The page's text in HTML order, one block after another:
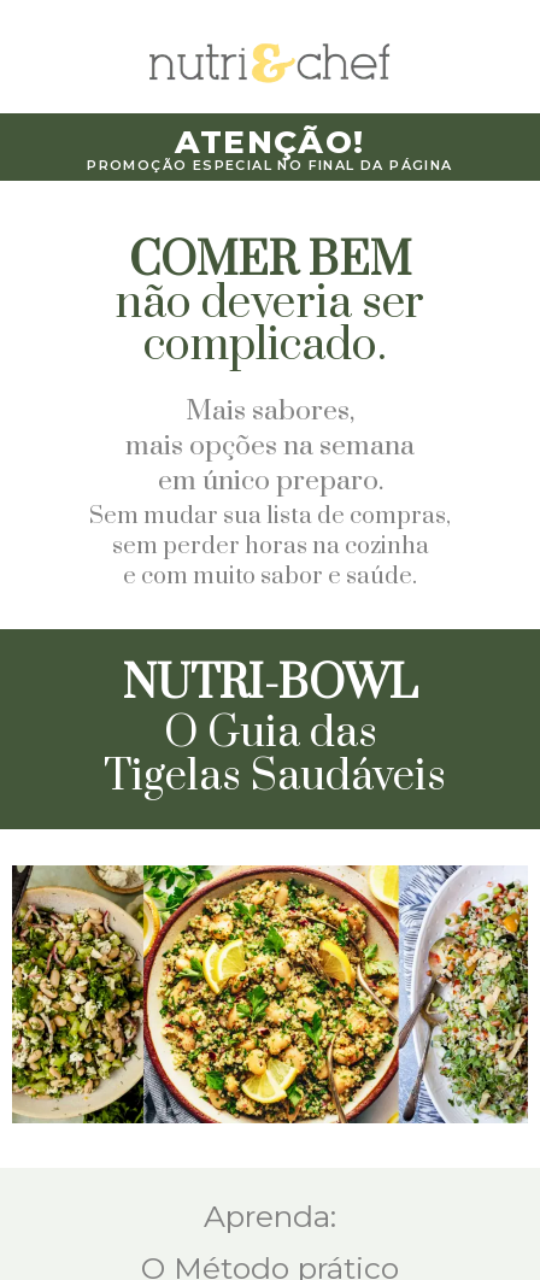
ATENÇÃO!
PROMOÇÃO ESPECIAL NO FINAL DA PÁGINA
COMER BEM
não deveria ser
complicado.
Mais sabores,
mais opções na semana
em único preparo.
Sem mudar sua lista de compras,
sem perder horas na cozinha
e com muito sabor e saúde.
NUTRI-BOWL
O Guia das
Tigelas Saudáveis
Aprenda:
O Método prático